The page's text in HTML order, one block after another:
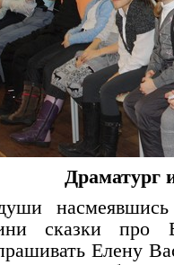
Драматург
насмеявшись
сказки про
Елену